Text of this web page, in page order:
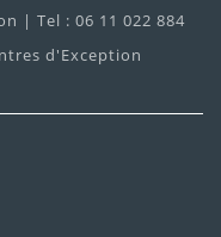
| Tel : 06 11 022 884
d'Exception